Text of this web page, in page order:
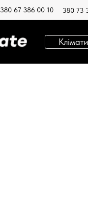
380 67 386 00 10 380 73
Кліматична